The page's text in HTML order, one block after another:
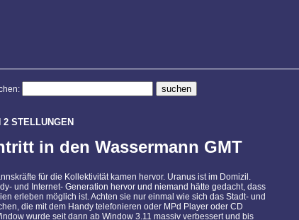
2 STELLUNGEN
in den Wassermann GMT
für die Kollektivität kamen hervor. Uranus ist im Domizil.
und Internet- Generation hervor und niemand hätte gedacht, dass
erleben möglich ist. Achten sie nur einmal wie sich das Stadt- und
die mit dem Handy telefonieren oder MPd Player oder CD
wurde seit dann ab Window 3.11 massiv verbessert und bis